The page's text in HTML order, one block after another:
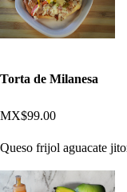
Torta de Milanesa
MX$99.00
Queso frijol aguacate